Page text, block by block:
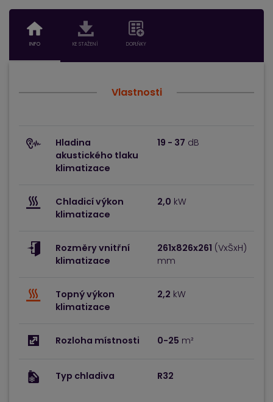
INFO KE STAŽENÍ DOPLŇKY
Vlastnosti
Hladina
akustického tlaku
klimatizace
19 - 37 dB
Chladicí výkon
klimatizace
2,0 kW
Rozměry vnitřní
klimatizace
261x826x261 (VxŠxH)
mm
Topný výkon
klimatizace
2,2 kW
Rozloha místnosti 0-25 m²
Typ chladiva R32